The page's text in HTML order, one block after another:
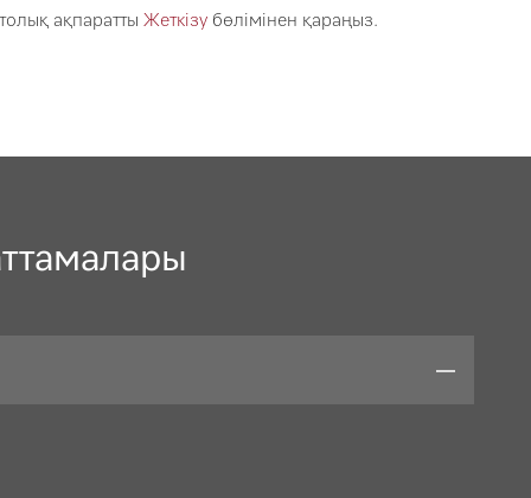
ақпаратты Жеткізубөлімінен қараңыз.